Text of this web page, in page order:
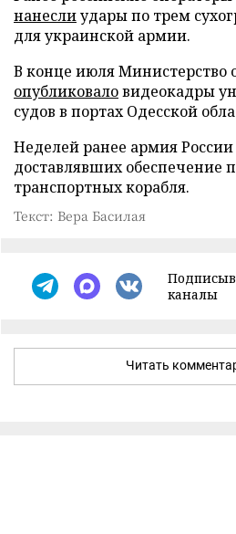
нанеслиудары по трем
для украинской армии.
В конце июля Министерство
опубликоваловидеокадры
судов в портах Одесской
Неделей ранее армия России
доставлявших обеспечение
транспортных корабля.
Текст: Вера Басилая
каналы
Читать